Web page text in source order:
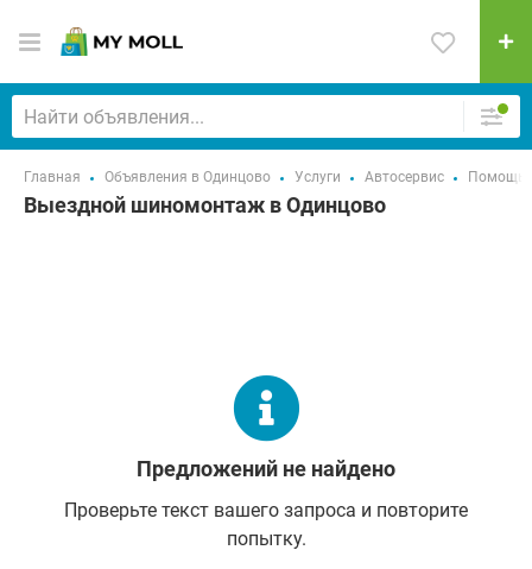
Главная Объявления в Одинцово Услуги Автосервис Помощь
Выездной шиномонтаж в Одинцово
Предложений не найдено
Проверьте текст вашего запроса и повторите
попытку.